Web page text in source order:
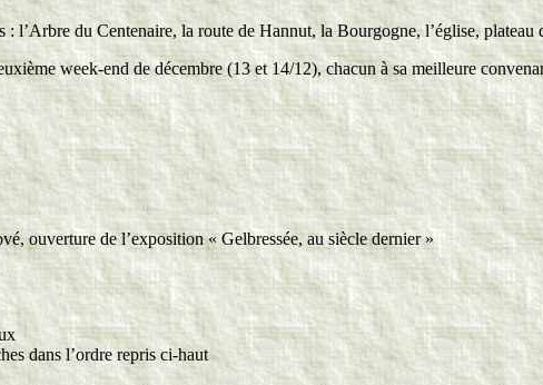
: l’Arbre du Centenaire, la route de Hannut, la Bourgogne, l’église, plateau
week-end de décembre (13 et 14/12), chacun à sa meilleure
ouverture de l’exposition « Gelbressée, au siècle dernier »
dans l’ordre repris ci-haut